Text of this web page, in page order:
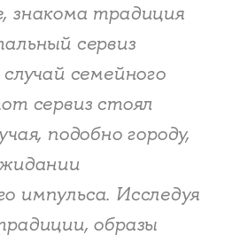
знакома традиция
сервиз
семейного
сервиз стоял
подобно городу,
импульса. Исследуя
образы